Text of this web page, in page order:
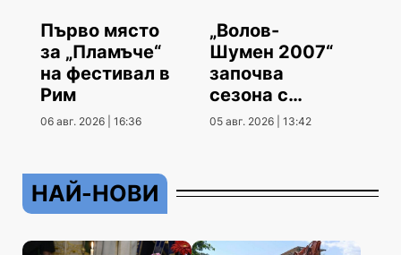
Първо място
за „Пламъче“
на фестивал в
Рим
06 авг. 2026 | 16:36
„Волов-
Шумен 2007“
започва
сезона с
гостуване
05 авг. 2026 | 13:42
НАЙ-НОВИ